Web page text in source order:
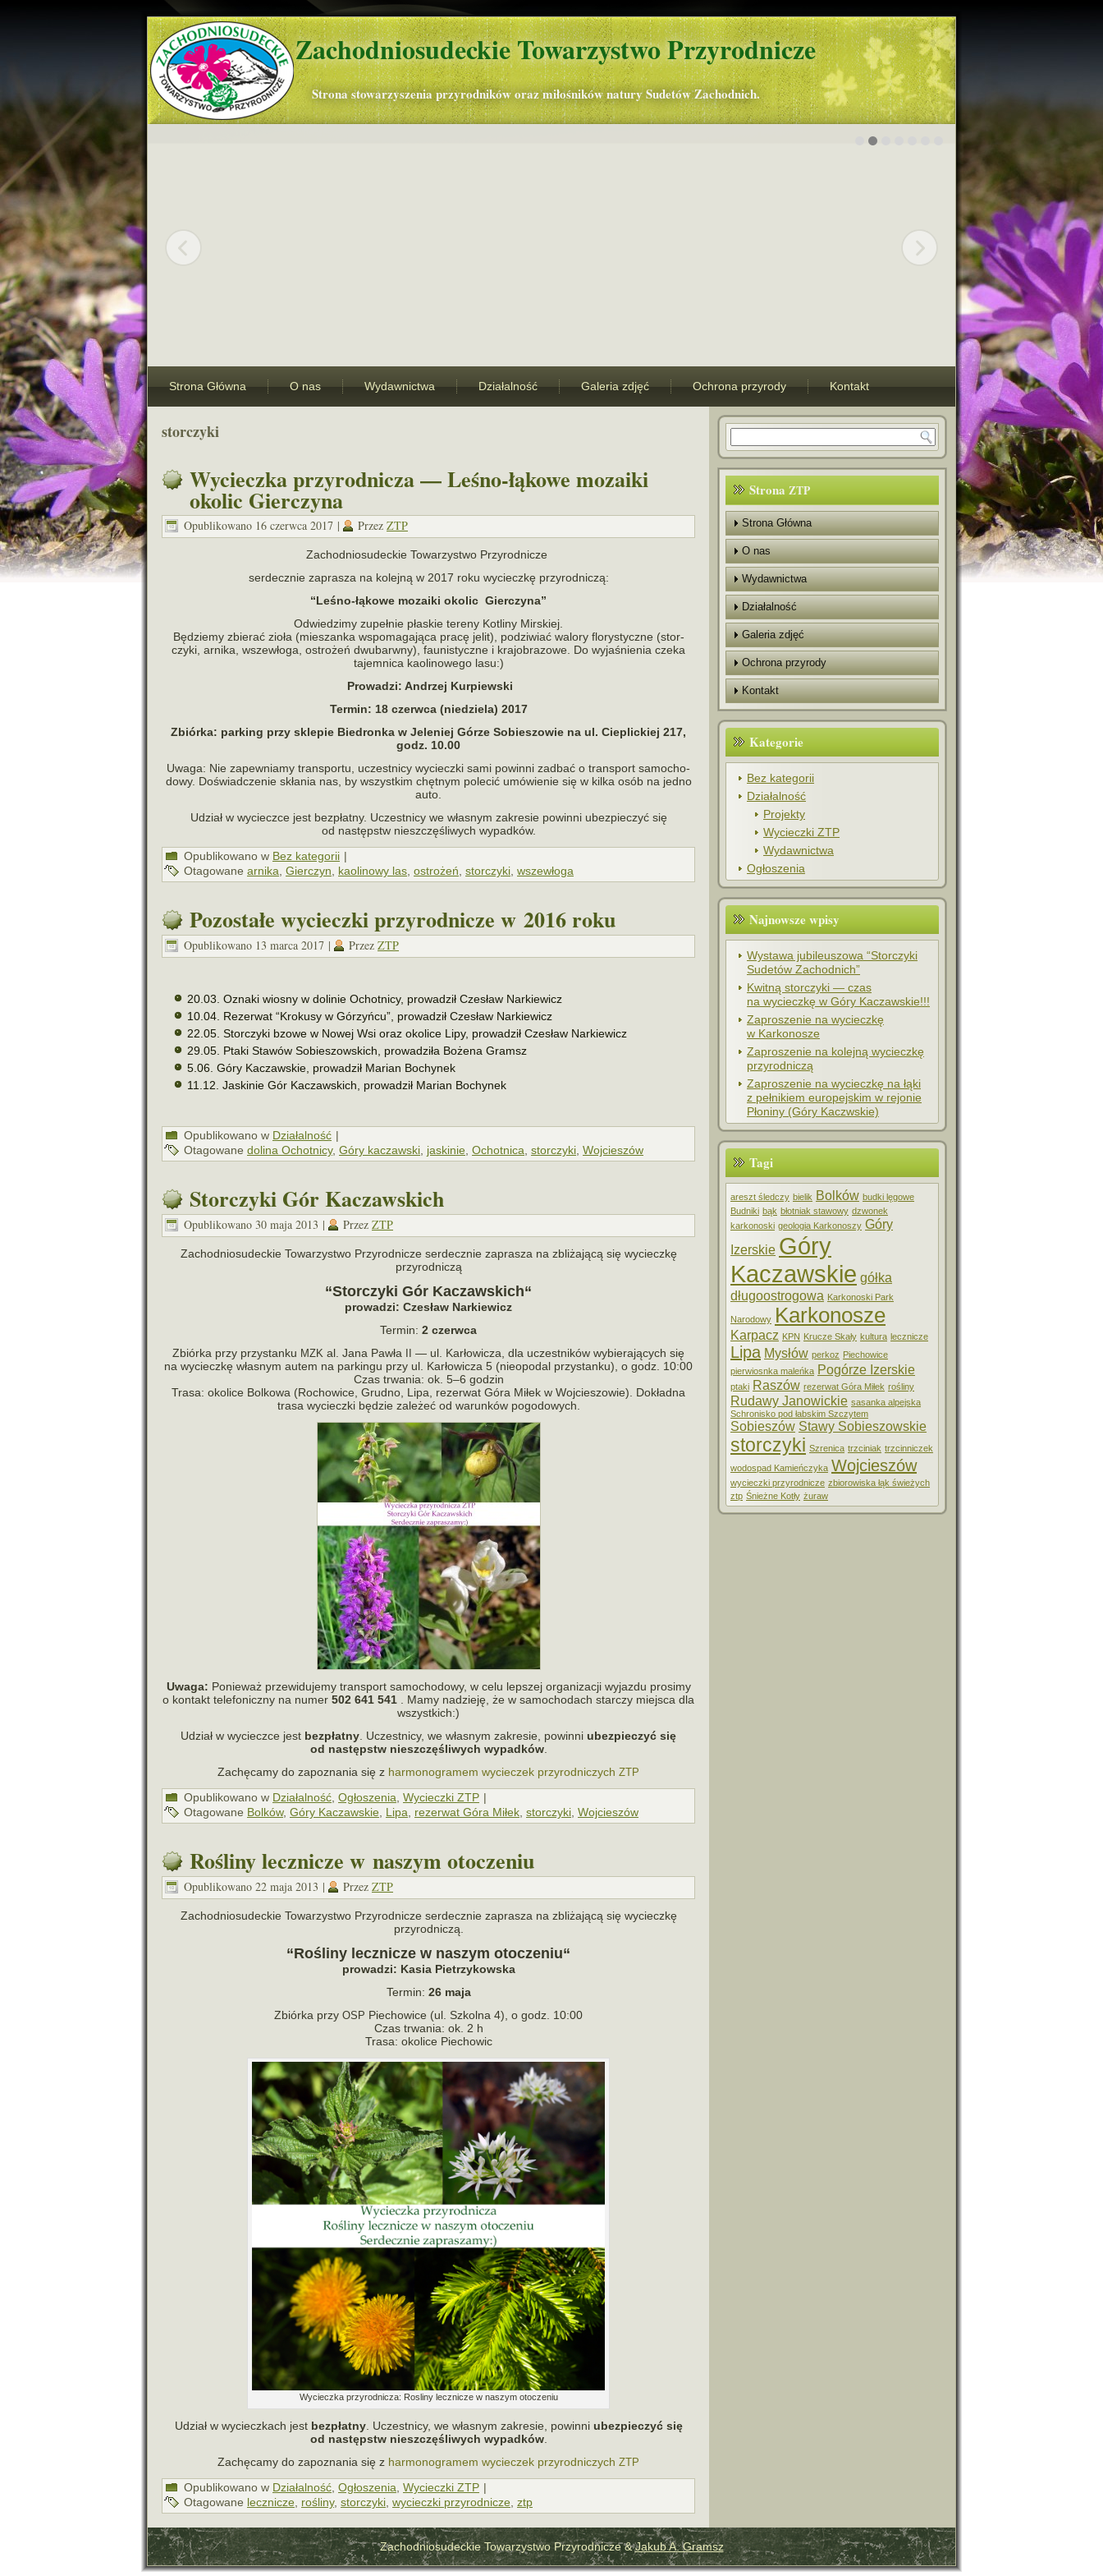
Zachodniosudeckie Towarzystwo Przyrodnicze
Strona stowarzyszenia przyrodników oraz miłośników natury Sudetów Zachodnich.
Strona Główna O nas Wydawnictwa Działalność Galeria zdjęć Ochrona przyrody Kontakt
storczyki
Wycieczka przyrodnicza — Leśno-łąkowe mozaiki
okolic Gierczyna
Opublikowano 16 czerwca 2017 | Przez ZTP
Zachodniosudeckie Towarzystwo Przyrodnicze
ser­decz­nie zapra­sza na kolejną w 2017 roku wycieczkę przyrodniczą:
“Leśno-łąkowe mozaiki oko­lic Gierczyna”
Odwiedzimy zupeł­nie pła­skie tereny Kotliny Mirskiej.
Będziemy zbie­rać zioła (mie­szanka wspo­ma­ga­jąca pracę jelit), podzi­wiać walory flo­ry­styczne (stor­
czyki, arnika, wszew­łoga, ostro­żeń dwu­barwny), fau­ni­styczne i kra­jo­bra­zowe. Do wyja­śnie­nia czeka
tajem­nica kaoli­no­wego lasu:)
Prowadzi: Andrzej Kurpiewski
Termin: 18 czerwca (nie­dziela) 2017
Zbiórka: par­king przy skle­pie Biedronka w Jeleniej Górze Sobieszowie na ul. Cieplickiej 217,
godz. 10.00
Uwaga: Nie zapew­niamy trans­portu, uczest­nicy wycieczki sami powinni zadbać o trans­port samo­cho­
dowy. Doświadczenie skła­nia nas, by wszyst­kim chęt­nym pole­cić umó­wie­nie się w kilka osób na jedno
auto.
Udział w wycieczce jest bez­płatny. Uczestnicy we wła­snym zakre­sie powinni ubez­pie­czyć się
od następstw nie­szczę­śli­wych wypadków.
Opublikowano w Bez kategorii |
Otagowane arnika Gierczyn kaolinowy las ostrożeń storczyki wszewłoga
Pozostałe wycieczki przyrodnicze w 2016 roku
Opublikowano 13 marca 2017 | Przez ZTP
20.03. Oznaki wio­sny w doli­nie Ochotnicy, pro­wa­dził Czesław Narkiewicz
10.04. Rezerwat “Krokusy w Górzyńcu”, pro­wa­dził Czesław Narkiewicz
22.05. Storczyki bzowe w Nowej Wsi oraz oko­lice Lipy, pro­wa­dził Czesław Narkiewicz
29.05. Ptaki Stawów Sobieszowskich, pro­wa­dziła Bożena Gramsz
5.06. Góry Kaczawskie, pro­wa­dził Marian Bochynek
11.12. Jaskinie Gór Kaczawskich, pro­wa­dził Marian Bochynek
Opublikowano w Działalność |
Otagowane dolina Ochotnicy, Góry kaczawski jaskinie Ochotnica storczyki Wojcieszów
Storczyki Gór Kaczawskich
Opublikowano 30 maja 2013 | Przez ZTP
Zachodniosudeckie Towarzystwo Przyrodnicze ser­decz­nie zapra­sza na zbli­ża­jącą się wycieczkę
przyrodniczą
“Storczyki Gór Kaczawskich“
pro­wa­dzi: Czesław Narkiewicz
Termin: 2 czerwca
Zbiórka przy przy­stanku MZK al. Jana Pawła
— ul. Karłowicza, dla uczest­ni­ków wybie­ra­ją­cych się
na wycieczkę wła­snym autem na par­kingu przy ul. Karłowicza 5 (nie­opo­dal przy­stanku), o godz. 10:00
Czas trwa­nia: ok. 5–6 godzin
Trasa: oko­lice Bolkowa (Rochowice, Grudno, Lipa, rezer­wat Góra Miłek w Wojcieszowie). Dokładna
trasa wycieczki będzie zale­żeć od warun­ków pogodowych.
Uwaga: Ponieważ prze­wi­du­jemy trans­port samo­cho­dowy, w celu lep­szej orga­ni­za­cji wyjazdu pro­simy
o kon­takt tele­fo­niczny na numer 502 641 541 . Mamy nadzieję, że w samo­cho­dach star­czy miej­sca dla
wszystkich:)
Udział w wycieczce jest bez­płatny . Uczestnicy, we wła­snym zakre­sie, powinni ubez­pie­czyć się
od następstw nie­szczę­śli­wych wypad­ków.
Zachęcamy do zapo­zna­nia się z har­mo­no­gra­mem wycie­czek przy­rod­ni­czych ZTP
Opublikowano w Działalność Ogłoszenia Wycieczki ZTP |
Otagowane Bolków, Góry Kaczawskie Lipa rezerwat Góra Miłek storczyki Wojcieszów
Rośliny lecznicze w naszym otoczeniu
Opublikowano 22 maja 2013 | Przez ZTP
Zachodniosudeckie Towarzystwo Przyrodnicze ser­decz­nie zapra­sza na zbli­ża­jącą się wycieczkę
przyrodniczą.
“Rośliny lecz­ni­cze w naszym oto­cze­niu“
pro­wa­dzi: Kasia Pietrzykowska
Termin: 26 maja
Zbiórka przy OSP Piechowice (ul. Szkolna 4), o godz. 10:00
Czas trwa­nia: ok. 2 h
Trasa: oko­lice Piechowic
Wycieczka przy­rod­ni­cza: Rosliny lecz­ni­cze w naszym otoczeniu
Udział w wyciecz­kach jest bez­płatny. Uczestnicy, we wła­snym zakre­sie, powinni ubez­pie­czyć się
od następstw nie­szczę­śli­wych wypad­ków.
Zachęcamy do zapo­zna­nia się z har­mo­no­gra­mem wycie­czek przy­rod­ni­czych ZTP
Opublikowano w Działalność Ogłoszenia Wycieczki ZTP |
Otagowane lecznicze rośliny, storczyki wycieczki przyrodnicze ztp
Strona ZTP
Strona Główna
O nas
Wydawnictwa
Działalność
Galeria zdjęć
Ochrona przyrody
Kontakt
Kategorie
Bez kategorii
Działalność
Projekty
Wycieczki ZTP
Wydawnictwa
Ogłoszenia
Najnowsze wpisy
Wystawa jubileuszowa “Storczyki
Sudetów Zachodnich”
Kwitną storczyki — czas
na wycieczkę w Góry Kaczawskie!!!
Zaproszenie na wycieczkę
w Karkonosze
Zaproszenie na kolejną wycieczkę
przyrodniczą
Zaproszenie na wycieczkę na łąki
z pełnikiem europejskim w rejonie
Płoniny (Góry Kaczwskie)
Tagi
areszt śledczy bielik Bolków budki lęgowe
Budniki bąk błotniak stawowy dzwonek
karkonoski geologia Karkonoszy Góry
Izerskie Góry
Kaczawskie gółka
długoostrogowa Karkonoski Park
Narodowy Karkonosze
Karpacz KPN Krucze Skały kultura lecznicze
Lipa Mysłów perkoz Piechowice
pierwiosnka maleńka Pogórze Izerskie
ptaki Raszów rezerwat Góra Miłek rośliny
Rudawy Janowickie sasanka alpejska
Schronisko pod łabskim Szczytem
Sobieszów Stawy Sobieszowskie
storczyki Szrenica trzciniak trzcinniczek
wodospad Kamieńczyka Wojcieszów
wycieczki przyrodnicze zbiorowiska łąk świeżych
ztp Śnieżne Kotły żuraw
Zachodniosudeckie Towarzystwo Przyrodnicze &Jakub A. Gramsz